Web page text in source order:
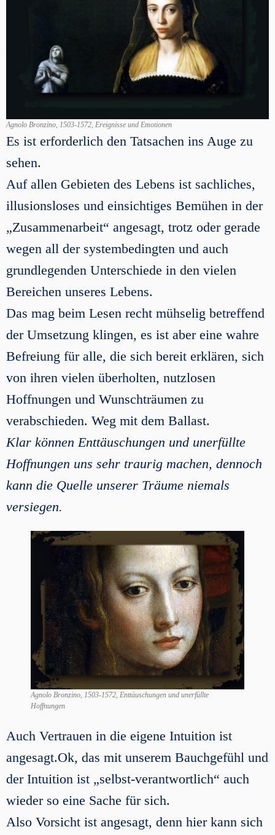
Agnolo Bronzino, 1503-1572, Ereignisse und Emotionen
Es ist erforderlich den Tatsachen ins Auge zu
sehen.
Auf allen Gebieten des Lebens ist sachliches,
illusionsloses und einsichtiges Bemühen in der
„Zusammenarbeit“ angesagt, trotz oder gerade
wegen all der systembedingten und auch
grundlegenden Unterschiede in den vielen
Bereichen unseres Lebens.
Das mag beim Lesen recht mühselig betreffend
der Umsetzung klingen, es ist aber eine wahre
Befreiung für alle, die sich bereit erklären, sich
von ihren vielen überholten, nutzlosen
Hoffnungen und Wunschträumen zu
verabschieden. Weg mit dem Ballast.
Klar können Enttäuschungen und unerfüllte
Hoffnungen uns sehr traurig machen, dennoch
kann die Quelle unserer Träume niemals
versiegen.
Agnolo Bronzino, 1503-1572, Enttäuschungen und unerfüllte
Hoffnungen
Auch Vertrauen in die eigene Intuition ist
angesagt.Ok, das mit unserem Bauchgefühl und
der Intuition ist „selbst-verantwortlich“ auch
wieder so eine Sache für sich.
Also Vorsicht ist angesagt, denn hier kann sich